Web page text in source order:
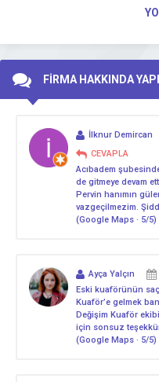
FİRMA HAKKINDA
İlknur Demircan
CEVAPLA
Acıbadem
de gitmeye devam
Pervin hanımın
vazgeçilmezim.
(Google Maps · 5/5)
Ayça Yalçın
Eski kuaförünün
Kuaför’e gelmek
Değişim Kuaför
için sonsuz
(Google Maps · 5/5)